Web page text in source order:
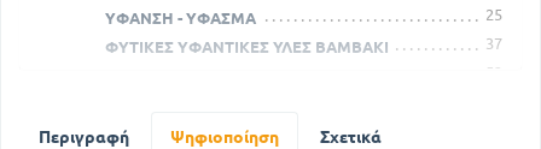
ΥΦΑΝΣΗ - ΥΦΑΣΜΑ
25
ΦΥΤΙΚΕΣ ΥΦΑΝΤΙΚΕΣ ΥΛΕΣ ΒΑΜΒΑΚΙ
37
52
ΖΩΙΚΕΣ ΚΑΙ ΟΡΥΚΤΕΣ ΥΦΑΝΤΙΚΕΣ ΥΛΕΣ
Περιγραφή Ψηφιοποίηση Σχετικά